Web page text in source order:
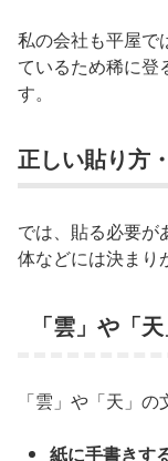
私の会社も平屋で
ているため稀に登
す。
正しい貼り方
では、貼る必要が
体などには決まり
「雲」や「
「雲」や「天」
紙に手書きす